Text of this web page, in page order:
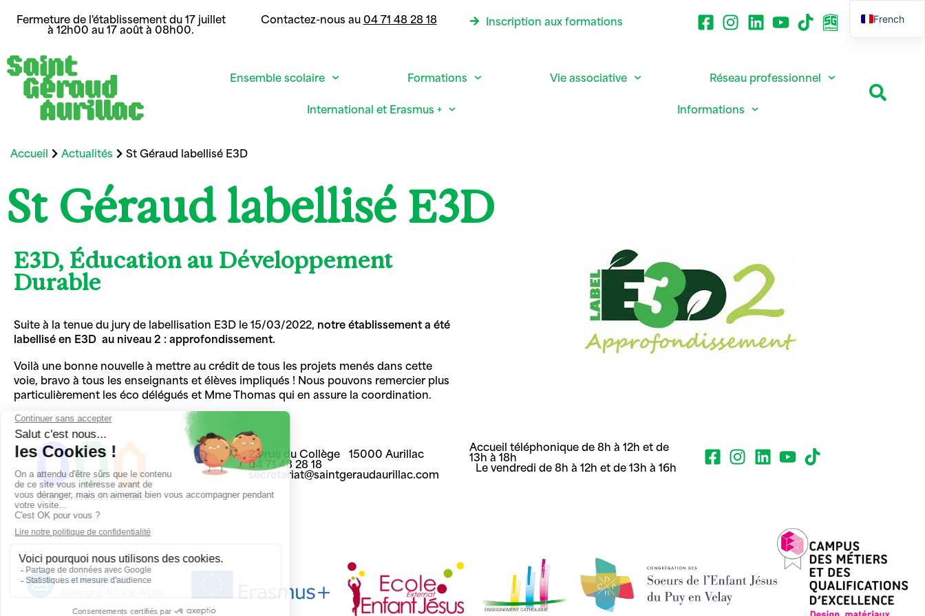
Fermeture de l'établissement du 17 juillet
à 12h00 au 17 août à 08h00.
Contactez-nous au04 71 48 28 18 Inscription aux formations
Ensemble scolaire Formations Vie associative Réseau professionnel
International et Erasmus + Informations
Accueil Actualités St Géraud labellisé E3D
St Géraud labellisé E3D
E3D, Éducation au Développement
Durable
Suite à la tenue du jury de labellisation E3D le 15/03/2022, notre établissement a été
labellisé en E3D au niveau2 :approfondissement.
Voilà une bonne nouvelle à mettre au crédit de tous les projets menés dans cette
voie, bravo à tous les enseignants et élèves impliqués ! Nous pouvons remercier plus
particulièrement les éco délégués et Mme Thomas qui en assure la coordination.
23 rue du Collège 15000 Aurillac
04 71 48 28 18
secretariat@saintgeraudaurillac.com
Accueil téléphonique de 8h à 12h et de
13h à 18h
Le vendredi de 8h à 12h et de 13h à 16h
French